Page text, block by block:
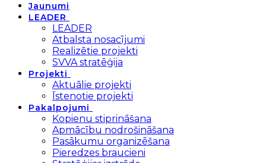
Jaunumi
LEADER
LEADER
Atbalsta nosacījumi
Realizētie projekti
SVVA stratēģija
Projekti
Aktuālie projekti
Īstenotie projekti
Pakalpojumi
Kopienu stiprināšana
Apmācību nodrošināšana
Pasākumu organizēšana
Pieredzes braucieni